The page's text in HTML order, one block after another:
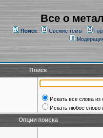
Все о
Поиск Свежие темы
Поиск
Искать все слова из
Искать любое слово
Опции поиска